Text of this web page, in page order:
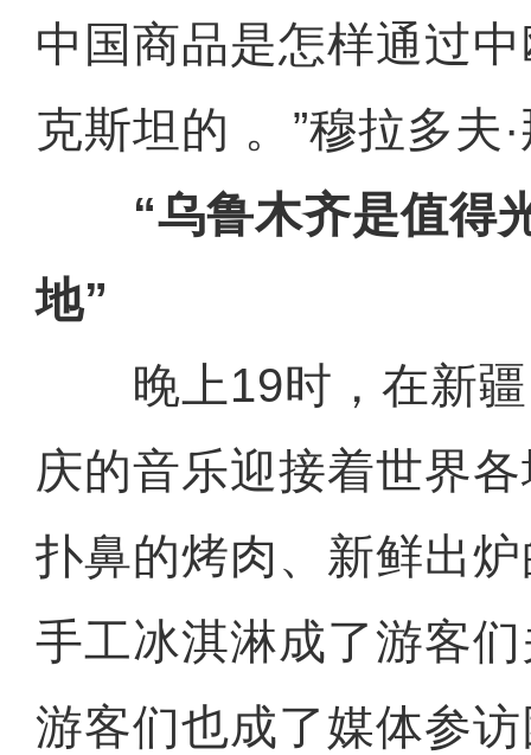
中国商品是怎样通过
克斯坦的 。”穆拉多夫
“乌鲁木齐是值得
地”
晚上19时，在新疆
庆的音乐迎接着世界
扑鼻的烤肉、新鲜出
手工冰淇淋成了游客
游客们也成了媒体参